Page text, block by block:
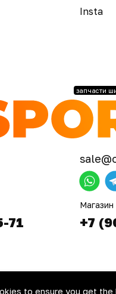
Insta
+7
Магазин
71
запчасти
to ensure you get